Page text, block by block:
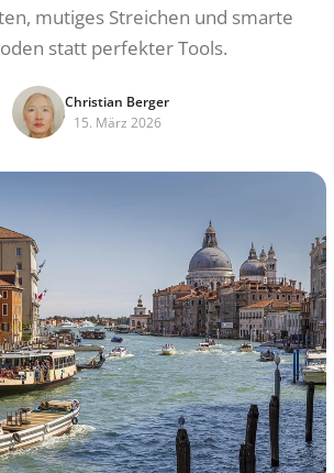
mutiges Streichen und smarte
statt perfekter Tools.
Christian Berger
15. März 2026